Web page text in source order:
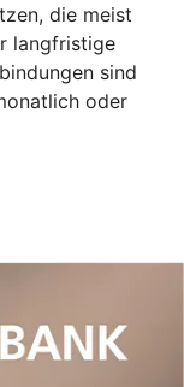
die meist
langfristige
sind
oder